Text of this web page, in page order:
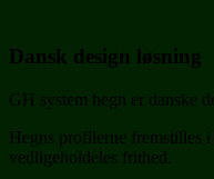
Dansk design løsning
GH system hegn er danske
Hegns profilerne fremstilles
vedligeholdeles frithed.